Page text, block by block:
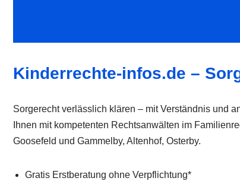
Kinderrechte-infos.de –
Sorgerecht verlässlich klären – mit Verständnis und
Ihnen mit kompetenten Rechtsanwälten im
Goosefeld und Gammelby, Altenhof, Osterby.
Gratis Erstberatung ohne Verpflichtung*